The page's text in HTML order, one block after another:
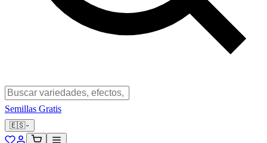
Semillas Gratis
🇪🇸